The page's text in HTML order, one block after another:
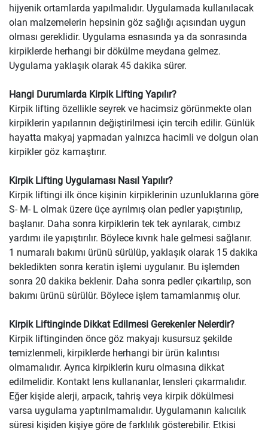
hijyenik ortamlarda yapılmalıdır. Uygulamada kullanılacak
olan malzemelerin hepsinin göz sağlığı açısından uygun
olması gereklidir. Uygulama esnasında ya da sonrasında
kirpiklerde herhangi bir dökülme meydana gelmez.
Uygulama yaklaşık olarak 45 dakika sürer.
Hangi Durumlarda Kirpik Lifting Yapılır?
Kirpik lifting özellikle seyrek ve hacimsiz görünmekte olan
kirpiklerin yapılarının değiştirilmesi için tercih edilir. Günlük
hayatta makyaj yapmadan yalnızca hacimli ve dolgun olan
kirpikler göz kamaştırır.
Kirpik Lifting Uygulaması Nasıl Yapılır?
Kirpik liftingi ilk önce kişinin kirpiklerinin uzunluklarına göre
S- M- L olmak üzere üçe ayrılmış olan pedler yapıştırılıp,
başlanır. Daha sonra kirpiklerin tek tek ayrılarak, cımbız
yardımı ile yapıştırılır. Böylece kıvrık hale gelmesi sağlanır.
1 numaralı bakımı ürünü sürülüp, yaklaşık olarak 15 dakika
bekledikten sonra keratin işlemi uygulanır. Bu işlemden
sonra 20 dakika beklenir. Daha sonra pedler çıkartılıp, son
bakımı ürünü sürülür. Böylece işlem tamamlanmış olur.
Kirpik Liftinginde Dikkat Edilmesi Gerekenler Nelerdir?
Kirpik liftinginden önce göz makyajı kusursuz şekilde
temizlenmeli, kirpiklerde herhangi bir ürün kalıntısı
olmamalıdır. Ayrıca kirpiklerin kuru olmasına dikkat
edilmelidir. Kontakt lens kullananlar, lensleri çıkarmalıdır.
Eğer kişide alerji, arpacık, tahriş veya kirpik dökülmesi
varsa uygulama yaptırılmamalıdır. Uygulamanın kalıcılık
süresi kişiden kişiye göre de farklılık gösterebilir. Etkisi